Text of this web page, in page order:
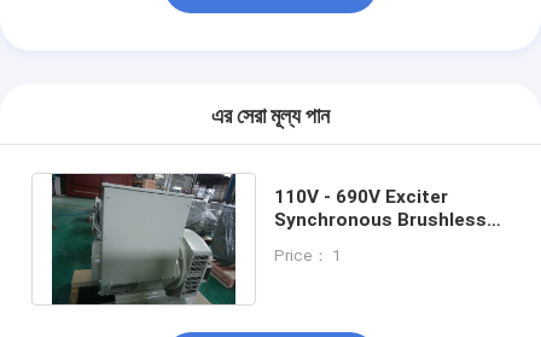
এর সেরা মূল্য পান
110V - 690V Exciter
Synchronous Brushless
generator
Price： 1